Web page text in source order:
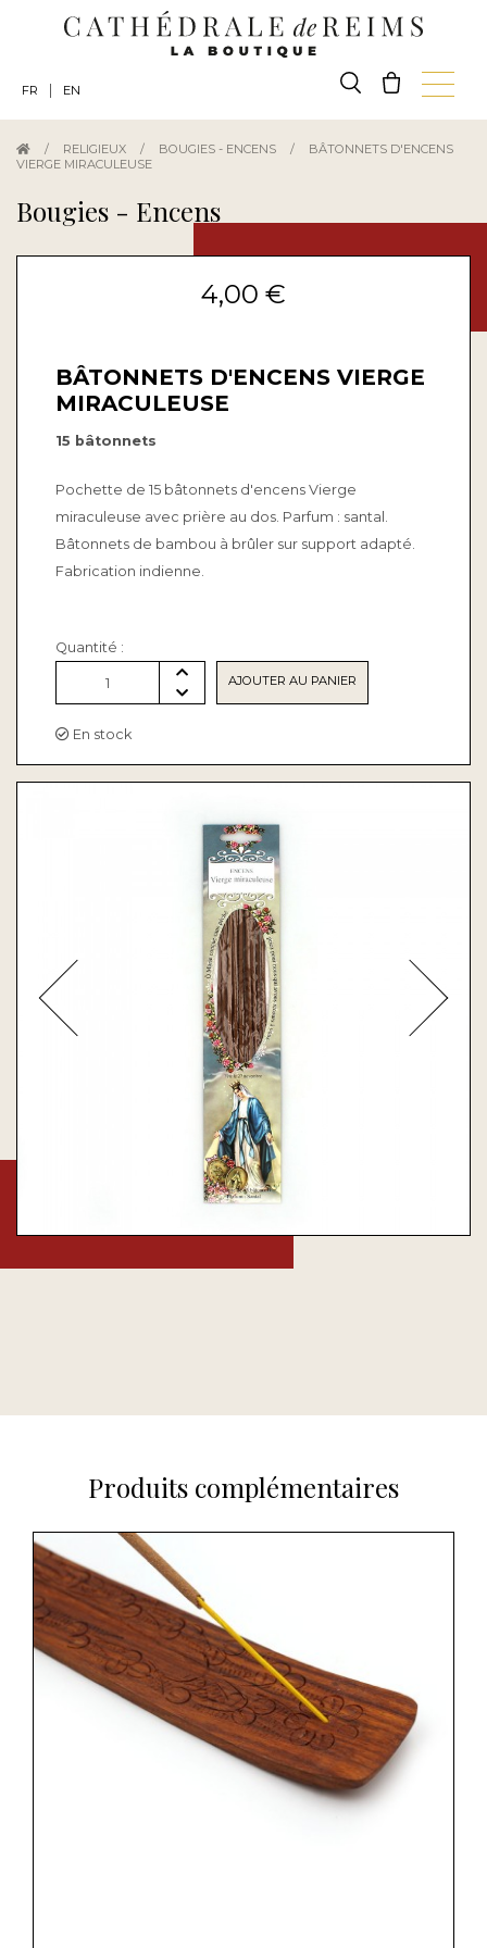
/ RELIGIEUX / BOUGIES - ENCENS /
BÂTONNETS D'ENCENS
VIERGE MIRACULEUSE
Bougies - Encens
4,00 €
BÂTONNETS D'ENCENS VIERGE
MIRACULEUSE
15 bâtonnets
Pochette de 15 bâtonnets d'encens Vierge
miraculeuse avec prière au dos. Parfum : santal.
Bâtonnets de bambou à brûler sur support adapté.
Fabrication indienne.
Quantité :
1 AJOUTER AU PANIER
En stock
Produits complémentaires
FR EN